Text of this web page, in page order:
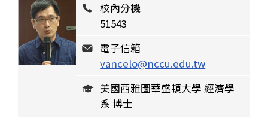
校內分機
51543
電子信箱
vancelo@nccu.edu.tw
美國西雅圖華盛頓大學 經濟學
系 博士